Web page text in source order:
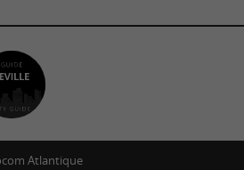
Atlantique